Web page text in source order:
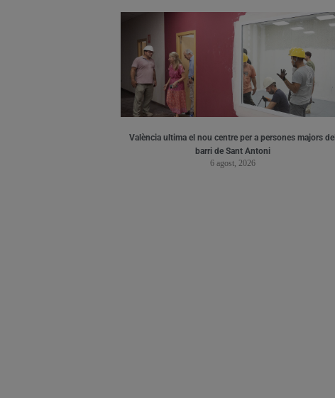
València ultima el nou centre per a persones majors del
barri de Sant Antoni
6 agost, 2026